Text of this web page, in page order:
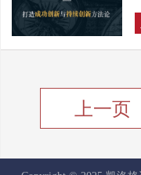
上一页